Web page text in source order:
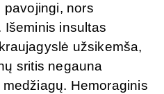
pavojingi, nors
Išeminis insultas
užsikemša,
sritis negauna
Hemoraginis